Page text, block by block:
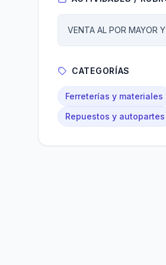
VENTA AL POR MAYOR
CATEGORÍAS
Ferreterías y materiales
Repuestos y autopartes